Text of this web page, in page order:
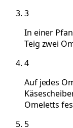
3
In einer
Teig zwei
4
Auf jedes
Omeletts
5